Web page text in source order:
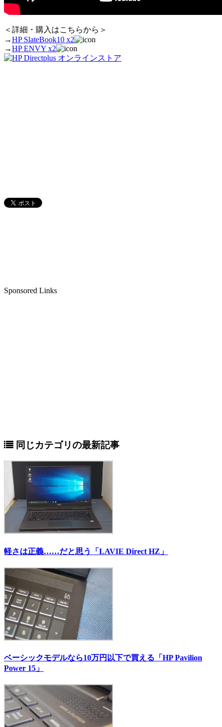
＜詳細・購入はこちらから＞
→HP SlateBook10 x2
→HP ENVY x2
Sponsored Links
同じカテゴリの最新記事
軽さは正義……だと思う「LAVIE Direct HZ」
ベーシックモデルなら10万円以下で買える「HP Pavilion
Power 15」